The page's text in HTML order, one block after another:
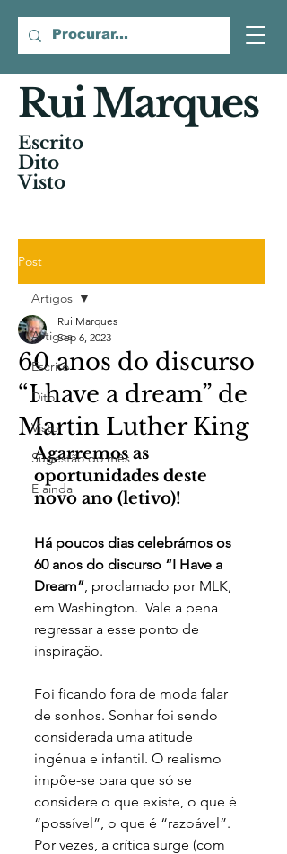
Rui Marques
Escrito
Dito
Visto
Post
Artigos
Escrito
Dito
Visto
Sugestão do mês
E ainda
Artigos
60 anos do discurso
“I have a dream” de
Martin Luther King
Rui Marques
Sep 6, 2023
Agarremos as
oportunidades deste
novo ano (letivo)!
Há poucos dias celebrámos os
60 anos do discurso “I Have a
Dream”, proclamado por MLK,
em Washington.  Vale a pena
regressar a esse ponto de
inspiração.
Foi ficando fora de moda falar
de sonhos. Sonhar foi sendo
considerada uma atitude
ingénua e infantil. O realismo
impõe-se para que só se
considere o que existe, o que é
“possível”, o que é “razoável”.
Por vezes, a crítica surge (com